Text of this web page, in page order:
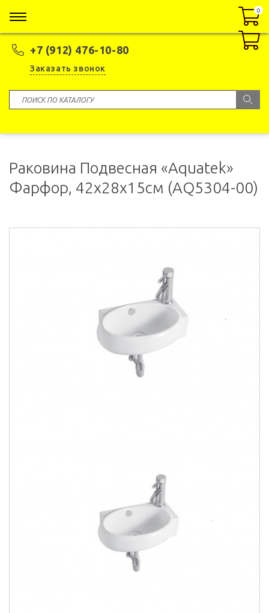
+7 (912) 476-10-80
Заказать звонок
0
0
Раковина Подвесная «Aquatek»
Фарфор, 42x28x15см (AQ5304-00)